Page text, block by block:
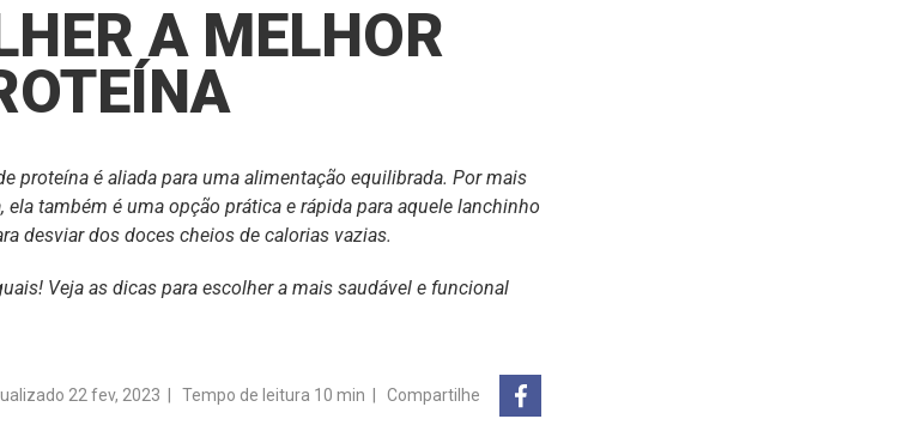
A MELHOR
proteína é aliada para uma alimentação equilibrada. Por mais
, ela também é uma opção prática e rápida para aquele lanchinho
desviar dos doces cheios de calorias vazias.
Veja as dicas para escolher a mais saudável e funcional
22 fev, 2023 | Tempo de leitura 10 min Compartilhe